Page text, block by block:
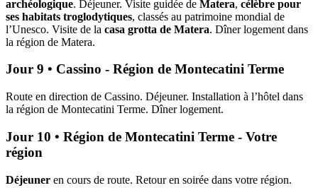
archéologique. Déjeuner. Visite guidée de Matera, célèbre pour
ses habitats troglodytiques, classés au patrimoine mondial de
l’Unesco. Visite de la casa grotta de Matera. Dîner logement dans
la région de Matera.
Jour 9 • Cassino - Région de Montecatini Terme
Route en direction de Cassino. Déjeuner. Installation à l’hôtel dans
la région de Montecatini Terme. Dîner logement.
Jour 10 • Région de Montecatini Terme - Votre
région
Déjeuner en cours de route. Retour en soirée dans votre région.